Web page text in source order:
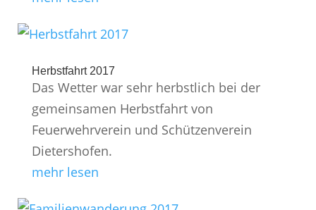
Herbstfahrt 2017
Das Wetter war sehr herbstlich bei der
gemeinsamen Herbstfahrt von
Feuerwehrverein und Schützenverein
Dietershofen.
mehr lesen